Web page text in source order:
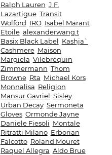
Ralph Lauren J.F.
Lazartigue Transit
Wolford IRO Isabel Marant
Etoile alexanderwang.t
Basix Black Label Kashja`
Cashmere Maison
Margiela Vilebrequin
Zimmermann Thom
Browne Rta Michael Kors
Monnalisa Religion
Mansur Gavriel Sisley
Urban Decay Sermoneta
Gloves Ormonde Jayne
Daniele Fiesoli Montale
Ritratti Milano Erborian
Falcotto Roland Mouret
Raquel Allegra Aldo Brue